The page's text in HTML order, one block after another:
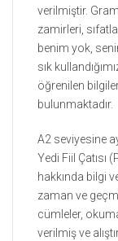
verilmiştir.
zamirleri,
benim yok,
sık
öğrenilen
bulunmaktadır.
A2 seviyesine
Yedi Fiil Çatısı
hakkında bilgi
zaman ve
cümleler,
verilmiş ve